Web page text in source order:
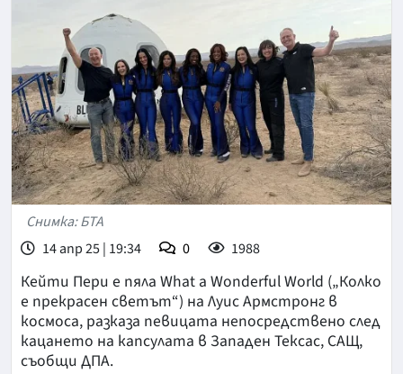
Снимка: БТА
14 апр 25 | 19:34
0 1988
Кейти Пери е пяла What a Wonderful World („Колко
е прекрасен светът“) на Луис Армстронг в
космоса, разказа певицата непосредствено след
кацането на капсулата в Западен Тексас, САЩ,
съобщи ДПА.